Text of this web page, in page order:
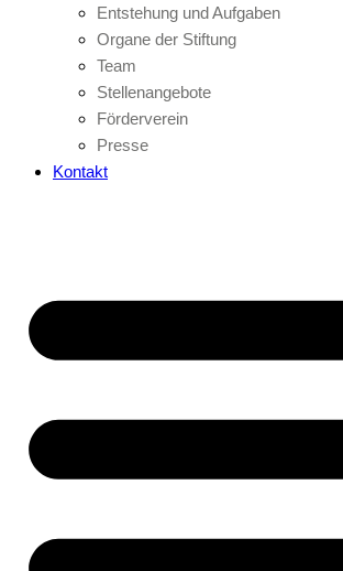
Entstehung und Aufgaben
Organe der Stiftung
Team
Stellenangebote
Förderverein
Presse
Kontakt